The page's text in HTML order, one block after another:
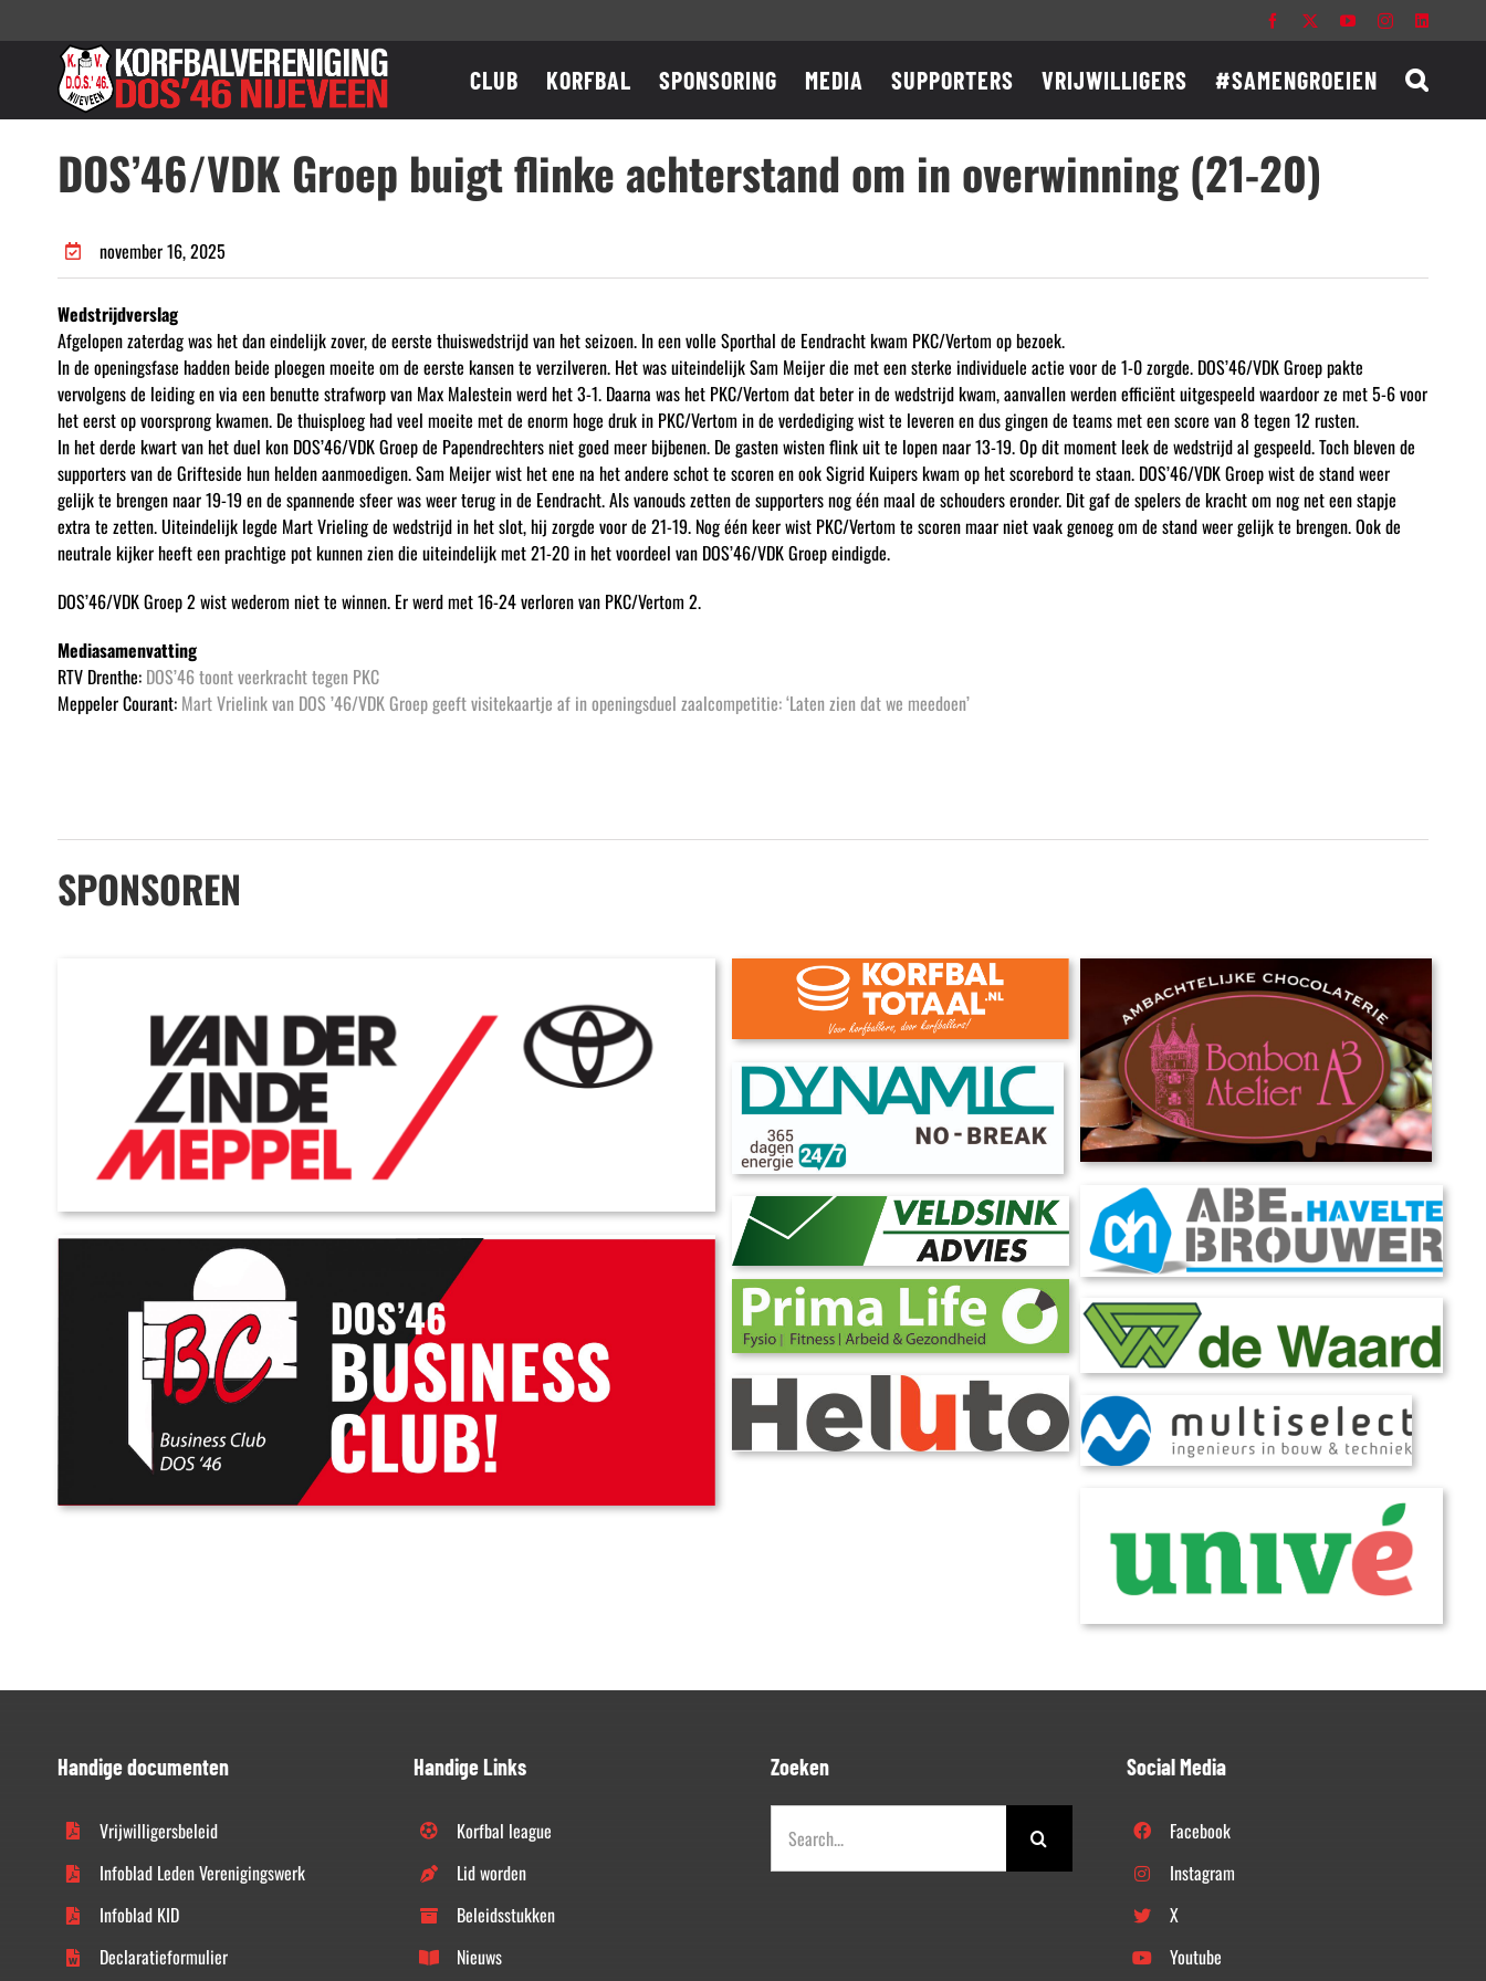
naar
Facebook YouTubeInstagram
CLUB KORFBAL SPONSORING MEDIA SUPPORTERS VRIJWILLIGERS #SAMENGROEIEN
DOS’46/VDK Groep buigt flinke achterstand om in overwinning (21-20)
november 16, 2025
Wedstrijdverslag
Afgelopen zaterdag was het dan eindelijk zover, de eerste thuiswedstrijd van het seizoen. In een volle Sporthal de Eendracht kwam PKC/Vertom op bezoek.
In de openingsfase hadden beide ploegen moeite om de eerste kansen te verzilveren. Het was uiteindelijk Sam Meijer die met een sterke individuele actie voor de 1-0 zorgde. DOS’46/VDK Groep pakte
vervolgens de leiding en via een benutte strafworp van Max Malestein werd het 3-1. Daarna was het PKC/Vertom dat beter in de wedstrijd kwam, aanvallen werden efficiënt uitgespeeld waardoor ze met 5-6 voor
het eerst op voorsprong kwamen. De thuisploeg had veel moeite met de enorm hoge druk in PKC/Vertom in de verdediging wist te leveren en dus gingen de teams met een score van 8 tegen 12 rusten.
In het derde kwart van het duel kon DOS’46/VDK Groep de Papendrechters niet goed meer bijbenen. De gasten wisten flink uit te lopen naar 13-19. Op dit moment leek de wedstrijd al gespeeld. Toch bleven de
supporters van de Grifteside hun helden aanmoedigen. Sam Meijer wist het ene na het andere schot te scoren en ook Sigrid Kuipers kwam op het scorebord te staan. DOS’46/VDK Groep wist de stand weer
gelijk te brengen naar 19-19 en de spannende sfeer was weer terug in de Eendracht. Als vanouds zetten de supporters nog één maal de schouders eronder. Dit gaf de spelers de kracht om nog net een stapje
extra te zetten. Uiteindelijk legde Mart Vrieling de wedstrijd in het slot, hij zorgde voor de 21-19. Nog één keer wist PKC/Vertom te scoren maar niet vaak genoeg om de stand weer gelijk te brengen. Ook de
neutrale kijker heeft een prachtige pot kunnen zien die uiteindelijk met 21-20 in het voordeel van DOS’46/VDK Groep eindigde.
DOS’46/VDK Groep 2 wist wederom niet te winnen. Er werd met 16-24 verloren van PKC/Vertom 2.
Mediasamenvatting
RTV Drenthe: DOS’46 toont veerkracht tegen PKC
Meppeler Courant: Mart Vrielink van DOS ’46/VDK Groep geeft visitekaartje af in openingsduel zaalcompetitie: ‘Laten zien dat we meedoen’
SPONSOREN
Handige documenten
Vrijwilligersbeleid
Infoblad Leden Verenigingswerk
Infoblad KID
Declaratieformulier
Handige Links
Korfbal league
Lid worden
Beleidsstukken
Nieuws
Zoeken
naar:
Social Media
Facebook
Instagram
X
Youtube